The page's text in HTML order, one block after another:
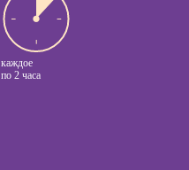
каждое
по 2 часа